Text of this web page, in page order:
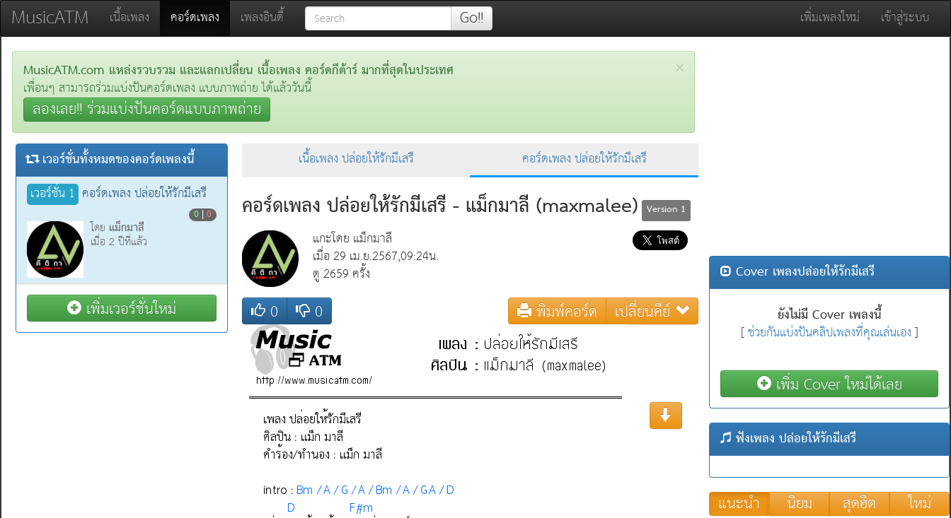
MusicATM เนื้อเพลง คอร์ดเพลง (current)
เพลงอินดี้ Go!! เพิ่มเพลงใหม่ เข้าสู่ระบบ
×
MusicATM.com แหล่งรวบรวม และแลกเปลี่ยน เนื้อเพลง คอร์ดกีต้าร์ มากที่สุดในประเทศ
เพื่อนๆ สามารถร่วมแบ่งปันคอร์ดเพลง แบบภาพถ่าย ได้แล้ววันนี้
ลองเลย!! ร่วมแบ่งปันคอร์ดแบบภาพถ่าย
เนื้อเพลง ปล่อยให้รักมีเสรี คอร์ดเพลง ปล่อยให้รักมีเสรี
คอร์ดเพลง ปล่อยให้รักมีเสรี - แม็กมาลี (maxmalee) Version 1
แกะโดย แม็กมาลี
เมื่อ 29 เม.ย.2567,09:24น.
ดู 2659 ครั้ง
0 0 พิมพ์คอร์ด เปลี่ยนคีย์
เวอร์ชั่นทั้งหมดของคอร์ดเพลงนี้
เวอร์ชั่น 1 คอร์ดเพลง ปล่อยให้รักมีเสรี
0 |0
โดย แม็กมาลี
เมื่อ 2 ปีที่แล้ว
เพิ่มเวอร์ชั่นใหม่
Cover เพลงปล่อยให้รักมีเสรี
ยังไม่มี Cover เพลงนี้
[ช่วยกันแบ่งปันคลิปเพลงที่คุณเล่นเอง]
เพิ่ม Cover ใหม่ได้เลย
ฟังเพลง ปล่อยให้รักมีเสรี
แนะนำ นิยม สุดฮิต ใหม่